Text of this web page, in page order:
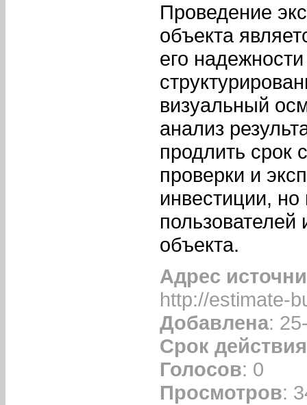
Проведение
объекта
его
визуальный
анализ
продлить срок
проверки и
инвестиции, но
объекта.
Адрес
http://estimate-
Добавлена:
Срок действия
Голосов: 0
Просмотров: